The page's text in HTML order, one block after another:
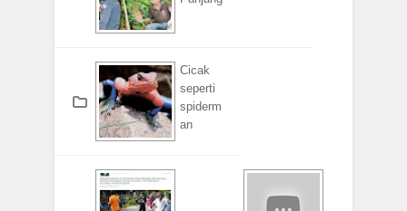
Cicak
seperti
spiderm
an